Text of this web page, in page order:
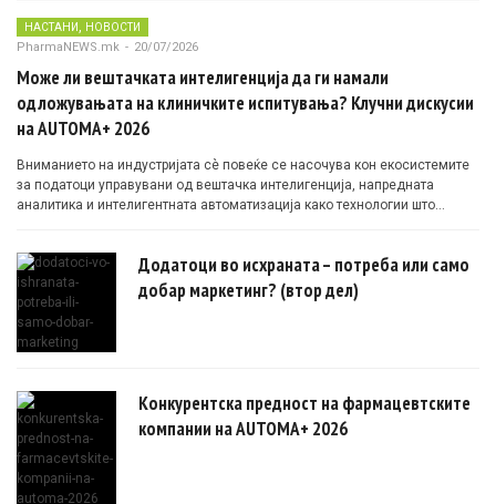
НАСТАНИ, НОВОСТИ
PharmaNEWS.mk - 20/07/2026
Може ли вештачката интелигенција да ги намали
одложувањата на клиничките испитувања? Клучни дискусии
на AUTOMA+ 2026
Вниманието на индустријата сè повеќе се насочува кон екосистемите
за податоци управувани од вештачка интелигенција, напредната
аналитика и интелигентната автоматизација како технологии што
Додатоци во исхраната – потреба или само
добар маркетинг? (втор дел)
Конкурентска предност на фармацевтските
компании на AUTOMA+ 2026